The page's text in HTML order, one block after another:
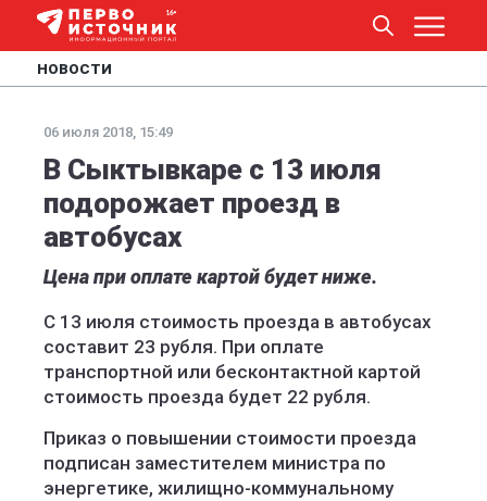
НОВОСТИ
06 июля 2018, 15:49
В Сыктывкаре с 13 июля
подорожает проезд в
автобусах
Цена при оплате картой будет ниже.
С 13 июля стоимость проезда в автобусах
составит 23 рубля. При оплате
транспортной или бесконтактной картой
стоимость проезда будет 22 рубля.
Приказ о повышении стоимости проезда
подписан заместителем министра по
энергетике, жилищно-коммунальному